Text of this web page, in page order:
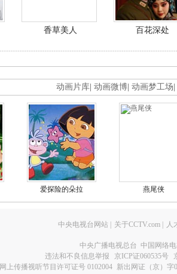
香草美人 百花深处
动画片库 动画微博 动画梦工场
爱探险的朵拉 燕尾侠
中央电视台网站 关于CCTV.com 人
中央广播电视总台 中国网络
违法和不良信息举报
京ICP证060535号
网上传播视听节目许可证号 0102004 新出网证（京）